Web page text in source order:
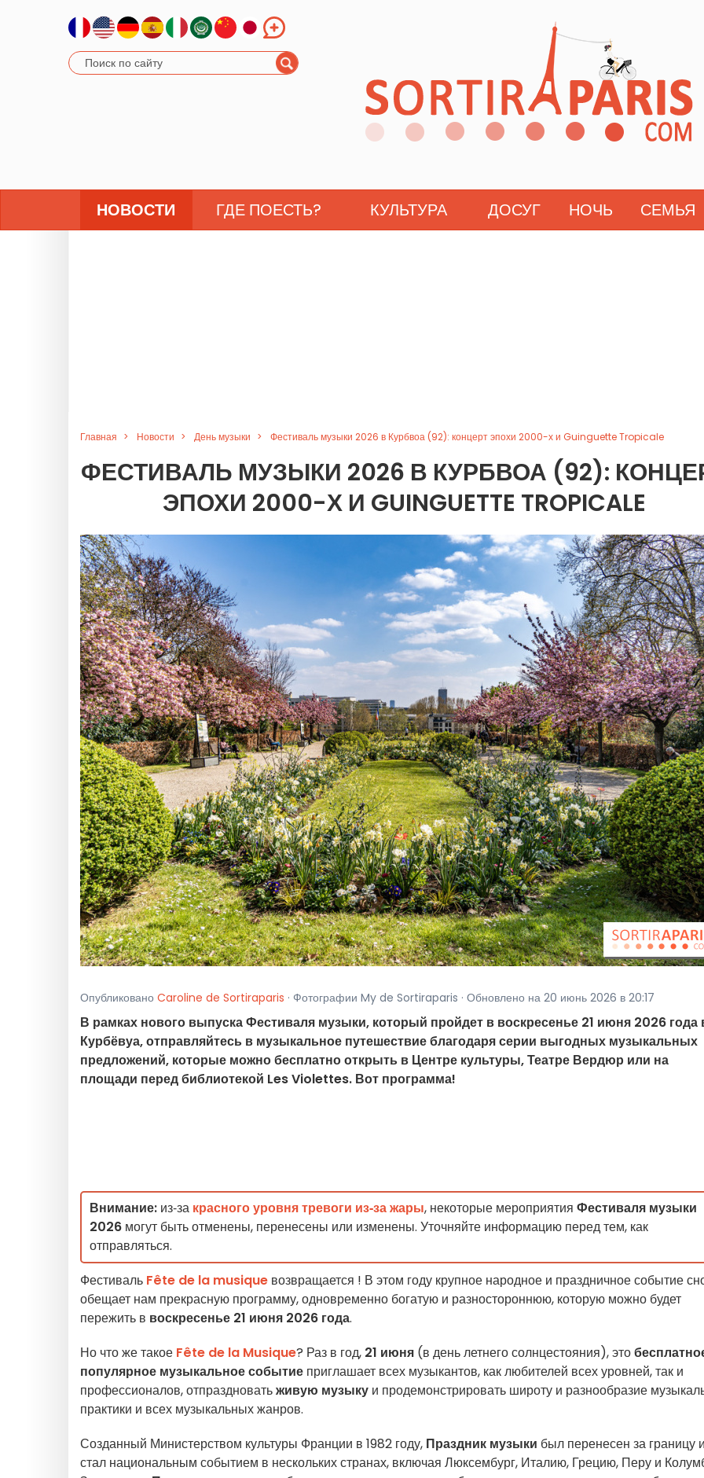
НОВОСТИ ГДЕ ПОЕСТЬ? КУЛЬТУРА ДОСУГ НОЧЬ СЕМЬЯ
Главная Новости День музыки Фестиваль музыки 2026 в Курбвоа (92): концерт эпохи 2000-х и Guinguette Tropicale
ФЕСТИВАЛЬ МУЗЫКИ 2026 В КУРБВОА (92):
ЭПОХИ 2000-Х И GUINGUETTE TROPICALE
Опубликовано Caroline de Sortiraparis · Фотографии My de Sortiraparis · Обновлено на 20 июнь 2026 в 20:17
В рамках нового выпуска Фестиваля музыки, который пройдет в воскресенье 21 июня 2026 года
Курбёвуа, отправляйтесь в музыкальное путешествие благодаря серии выгодных музыкальных
предложений, которые можно бесплатно открыть в Центре культуры, Театре Вердюр или на
площади перед библиотекой Les Violettes. Вот программа!
Внимание: из‑за красного уровня тревоги из‑за жары, некоторые мероприятия Фестиваля музыки
2026 могут быть отменены, перенесены или изменены. Уточняйте информацию перед тем, как
отправляться.
Фестиваль Fête de la musique возвращается ! В этом году крупное народное и праздничное событие
обещает нам прекрасную программу, одновременно богатую и разностороннюю, которую можно будет
пережить в воскресенье 21 июня 2026 года.
Но что же такое Fête de la Musique? Раз в год, 21 июня (в день летнего солнцестояния), это
популярное музыкальное событие приглашает всех музыкантов, как любителей всех уровней, так и
профессионалов, отпраздноватьживую музыку и продемонстрировать широту и разнообразие
практики и всех музыкальных жанров.
Созданный Министерством культуры Франции в 1982 году, Праздник музыки был перенесен за границу
стал национальным событием в нескольких странах, включая Люксембург, Италию, Грецию, Перу и